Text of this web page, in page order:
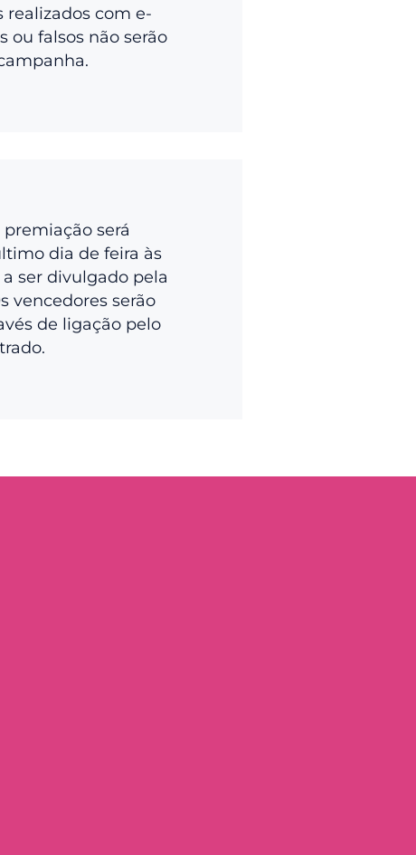
realizados com e-
ou falsos não serão
será
dia de feira às
a ser divulgado pela
vencedores serão
de ligação pelo